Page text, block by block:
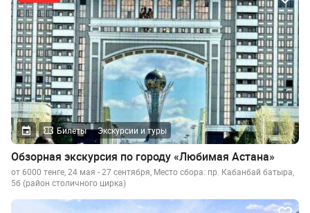
Билеты Экскурсии и туры
Обзорная экскурсия по городу «Любимая Астана»
от 6000 тенге, 24 мая - 27 сентября, Место сбора: пр. Кабанбай батыра,
5б (район столичного цирка)